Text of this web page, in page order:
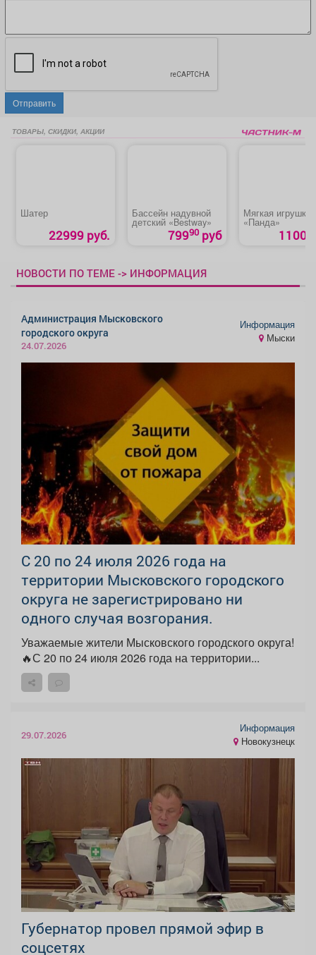
Отправить
ТОВАРЫ, СКИДКИ, АКЦИИ
Шатер
22999 руб.
Бассейн надувной
детский «Bestway»
79990 руб
Мягкая игрушка
«Панда»
1100
НОВОСТИ ПО ТЕМЕ -> ИНФОРМАЦИЯ
Администрация Мысковского
городского округа
24.07.2026
Информация
Мыски
С 20 по 24 июля 2026 года на
территории Мысковского городского
округа не зарегистрировано ни
одного случая возгорания.
Уважаемые жители Мысковского городского округа!
🔥С 20 по 24 июля 2026 года на территории...
29.07.2026
Информация
Новокузнецк
Губернатор провел прямой эфир в
соцсетях